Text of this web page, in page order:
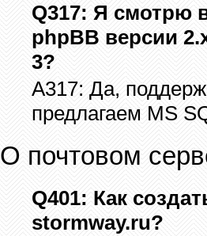
Q317: Я смотрю
phpBB версии 2.
3?
A317: Да,
предлагаем MS
О почтовом
Q401: Как
stormway.ru?